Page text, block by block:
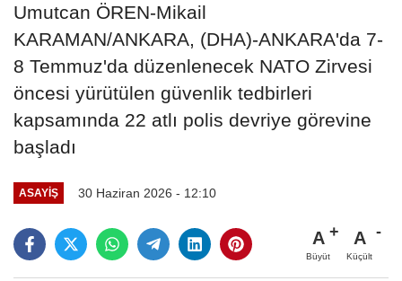
Umutcan ÖREN-Mikail
KARAMAN/ANKARA, (DHA)-ANKARA'da 7-
8 Temmuz'da düzenlenecek NATO Zirvesi
öncesi yürütülen güvenlik tedbirleri
kapsamında 22 atlı polis devriye görevine
başladı
ASAYIŞ 30 Haziran 2026 - 12:10
A
Büyüt
A
Küçült